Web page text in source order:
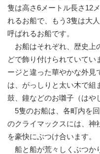
隻は高さ6メートル長さ12
れるお船で、もう3隻は大
呼ばれるお船です。
お船はそれぞれ、歴史上
どで飾り付けられていてい
ージと違った華やかな外見
は、がっしりと太い木で組
鼓、鐘などのお囃子（はや
5隻のお船は、各町内を
のクライマックスには、神
を豪快にぶつけ合います。
船と船が荒々しくぶつか